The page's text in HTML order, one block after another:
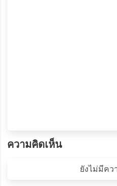
ความคิดเห็น
ยังไม่มีคว